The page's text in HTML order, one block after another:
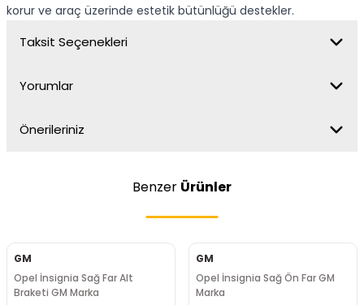
korur ve araç üzerinde estetik bütünlüğü destekler.
Taksit Seçenekleri
Yorumlar
Önerileriniz
Benzer Ürünler
GM
Opel İnsignia Sağ Far Alt
Braketi GM Marka
GM
Opel İnsignia Sağ Ön Far GM
Marka